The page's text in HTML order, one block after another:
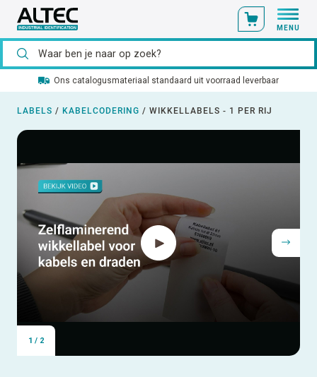
MENU
Ons catalogusmateriaal standaard uit voorraad leverbaar
LABELS / KABELCODERING / WIKKELLABELS - 1 PER RIJ
1 / 2